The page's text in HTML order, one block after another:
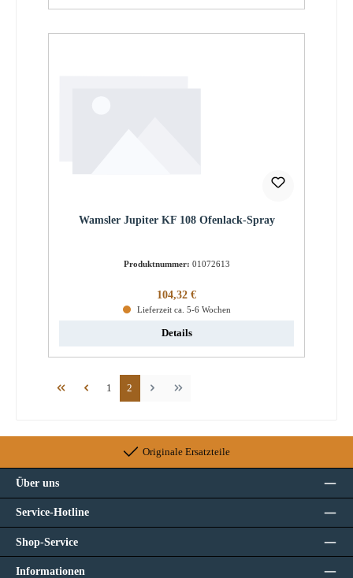
Wamsler Jupiter KF 108 Ofenlack-Spray
Produktnummer: 01072613
Regulärer Preis:
104,32 €
Lieferzeit ca. 5-6 Wochen
Details
Seite
1 Seite
2
Originale Ersatzteile
Über uns
Service-Hotline
Shop-Service
Informationen